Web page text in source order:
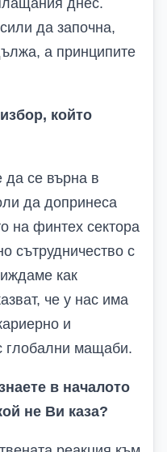
днес.
да започна,
а принципите
който
да се върна в
да допринеса
на финтех сектора
сътрудничество с
как
че у нас има
и
глобални мащаби.
в началото
не Ви каза?